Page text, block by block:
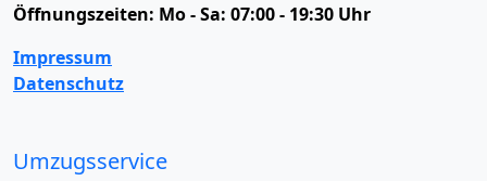
Öffnungszeiten: Mo - Sa: 07:00 - 19:30 Uhr
Impressum
Datenschutz
Umzugsservice